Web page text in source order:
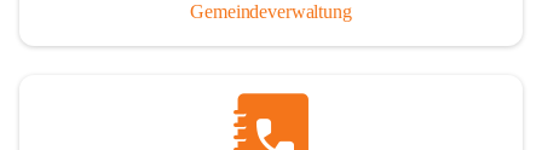
Gemeindeverwaltung